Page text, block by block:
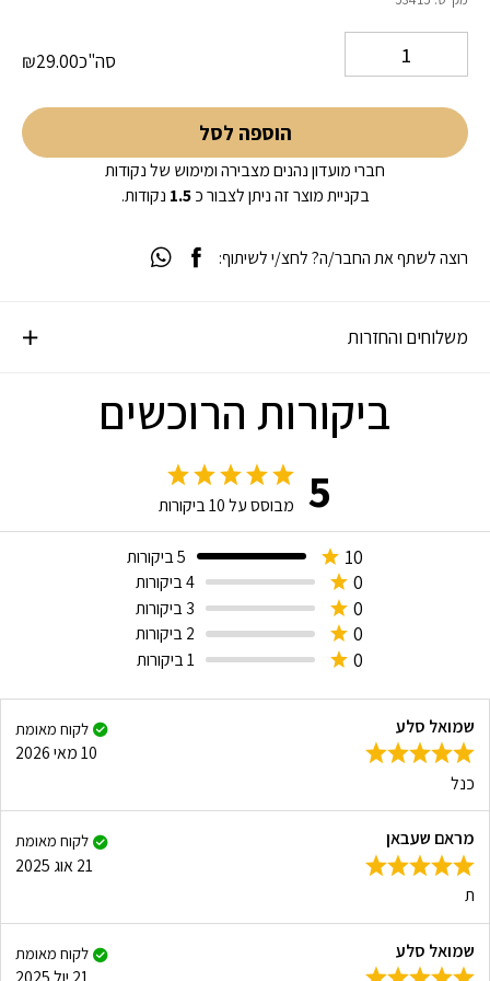
סה"כ ₪29.00
הוספה לסל
חברי מועדון נהנים מצבירה ומימוש של נקודות
בקניית מוצר זה ניתן לצבור כ1.5 נקודות.
משלוחים והחזרות
רוצה לשתף את החבר/ה? לחצ/י לשיתוף:
ביקורות הרוכשים
5 מבוסס על10ביקורות
10 5 ביקורות
0 4 ביקורות
0 3 ביקורות
0 2 ביקורות
0 1 ביקורות
שמואל סלע לקוח מאומת
10 מאי 2026
כנל
מראם שעבאן לקוח מאומת
21 אוג 2025
ת
שמואל סלע לקוח מאומת